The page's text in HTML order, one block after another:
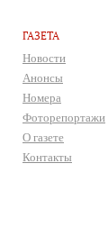
ГАЗЕТА
Новости
Анонсы
Номера
Фоторепортажи
О газете
Контакты